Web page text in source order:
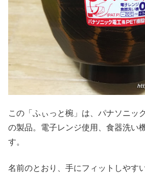
この「ふぃっと椀」は、パナソニッ
の製品。電子レンジ使用、食器洗い
す。
名前のとおり、手にフィットしやす